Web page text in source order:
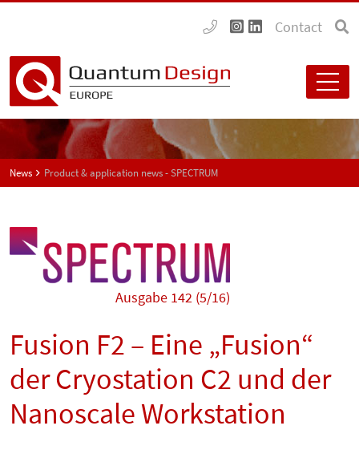
Contact
News Product & application news - SPECTRUM
Ausgabe 142 (5/16)
Fusion F2 – Eine „Fusion“
der Cryostation C2 und der
Nanoscale Workstation